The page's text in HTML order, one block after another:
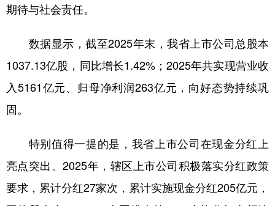
文化产业
地方频道
北京 天津 河北 山西
浙江 安徽 福建 江西
山东 河南 湖北 湖南
广东 广西 海南 重庆
期待与社会责任。
数据显示，截至2025年末，我省上市公司总股本
1037.13亿股，同比增长1.42%；2025年共实现营业收
入5161亿元、归母净利润263亿元，向好态势持续巩
固。
特别值得一提的是，我省上市公司在现金分红上
亮点突出。2025年，辖区上市公司积极落实分红政策
要求，累计分红27家次，累计实施现金分红205亿元，